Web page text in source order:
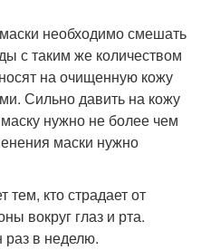
необходимо смешать
с таким же количеством
на очищенную кожу
Сильно давить на кожу
нужно не более чем
маски нужно
кто страдает от
вокруг глаз и рта.
раз в неделю.